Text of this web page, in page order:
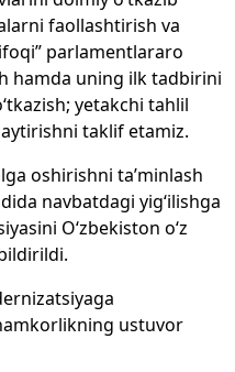
faollashtirish va
parlamentlararo
hamda uning ilk tadbirini
yetakchi tahlil
taklif etamiz.
oshirishni ta’minlash
navbatdagi yig‘ilishga
O‘zbekiston o‘z
ustuvor